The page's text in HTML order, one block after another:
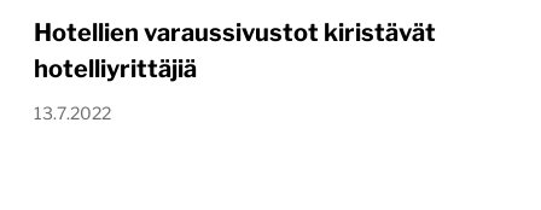
Hotellien varaussivustot kiristävät
hotelliyrittäjiä
13.7.2022